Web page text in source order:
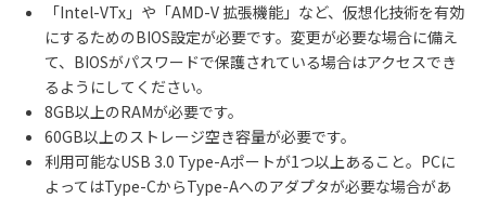
「Intel-VTx」や「AMD-V 拡張機能」など、仮想化技術を有効
にするためのBIOS設定が必要です。変更が必要な場合に備え
て、BIOSがパスワードで保護されている場合はアクセスでき
るようにしてください。
8GB以上のRAMが必要です。
60GB以上のストレージ空き容量が必要です。
利用可能なUSB 3.0 Type-Aポートが1つ以上あること。PCに
よってはType-CからType-Aへのアダプタが必要な場合があ